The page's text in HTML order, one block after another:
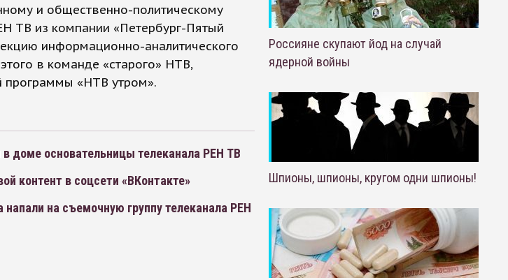
и общественно-политическому
ТВ из компании «Петербург-Пятый
информационно-аналитического
в команде «старого» НТВ,
«НТВ утром».
доме основательницы телеканала РЕН ТВ
контент в соцсети «ВКонтакте»
напали на съемочную группу телеканала РЕН
Россияне скупают йод на случай
ядерной войны
Шпионы, шпионы, кругом одни шпионы!